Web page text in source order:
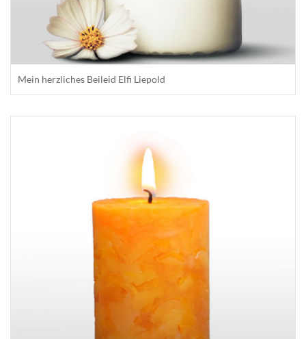
Mein herzliches Beileid Elfi Liepold